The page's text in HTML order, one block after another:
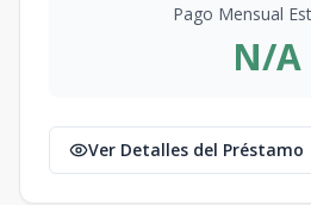
Pago Mensual
N/A
Ver Detalles del Préstamo